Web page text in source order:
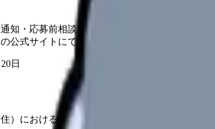
通知・応募前相談・医院向けサービスへの問い
公式サイトにてご確認ください。
日
）における医療連携体制の構築は、入居者の安